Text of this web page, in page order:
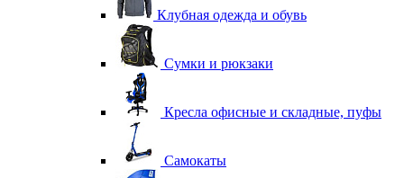
Клубная одежда и обувь
Сумки и рюкзаки
Кресла офисные и складные, пуфы
Самокаты